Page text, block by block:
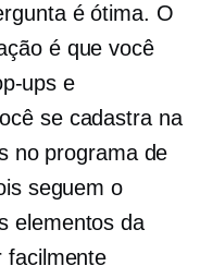
é ótima. O
é que você
ups e
se cadastra na
no programa de
seguem o
elementos da
facilmente